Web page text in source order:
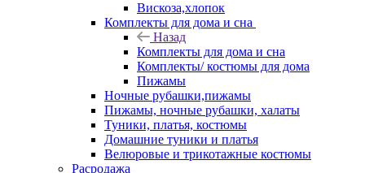
Вискоза,хлопок
Комплекты для дома и сна
Назад
Комплекты для дома и сна
Комплекты/ костюмы для дома
Пижамы
Ночные рубашки,пижамы
Пижамы, ночные рубашки, халаты
Туники, платья, костюмы
Домашние туники и платья
Велюровые и трикотажные костюмы
Расродажа